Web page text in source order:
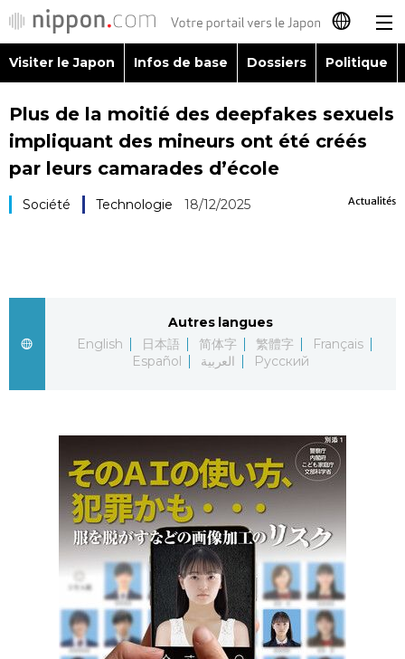
日本語
English
Русский
Visiter le Japon
Société
Culture
Gastronomie
Le japonais
En plus
Visiter le Japon Infos de base Dossiers Politique
Plus de la moitié des deepfakes sexuels
impliquant des mineurs ont été créés
par leurs camarades d’école
Actualités
Société Technologie 18/12/2025
Autres langues
English
日本語 简体字 繁體字
Français
Español
العربية Русский